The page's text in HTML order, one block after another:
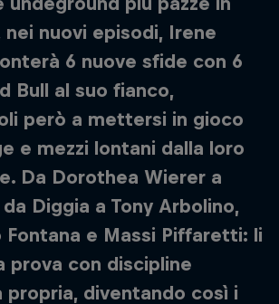
nei nuovi episodi, Irene
6 nuove sfide con 6
Bull al suo fianco,
però a mettersi in gioco
e mezzi lontani dalla loro
Da Dorothea Wierer a
Diggia a Tony Arbolino,
Fontana e Massi Piffaretti: li
prova con discipline
propria, diventando così i